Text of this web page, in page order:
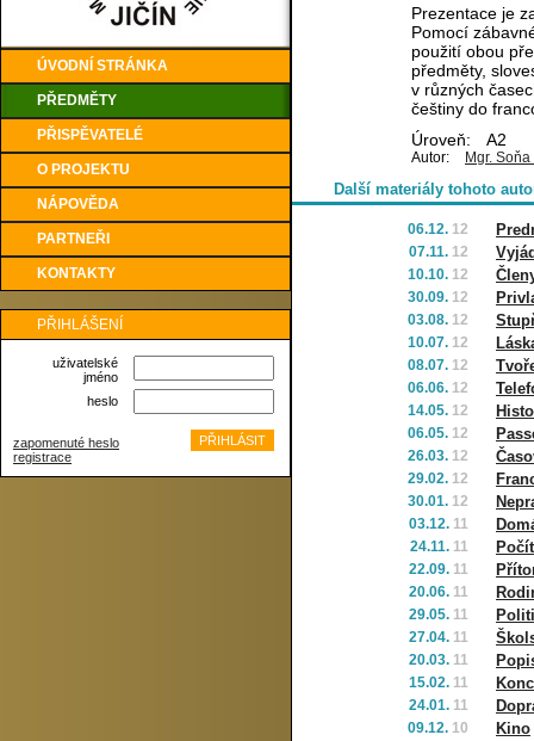
ÚVODNÍ STRÁNKA
PŘEDMĚTY
PŘISPĚVATELÉ
O PROJEKTU
NÁPOVĚDA
PARTNEŘI
KONTAKTY
PŘIHLÁŠENÍ
uživatelské
jméno
heslo
zapomenuté heslo
registrace
Prezentace je
Pomocí
použití obou
předměty,
v různých
češtiny do
Úroveň:
A2
Autor: Mgr.
Další materiály tohoto
06.12. 12
07.11. 12
10.10. 12
30.09. 12
03.08. 12
10.07. 12
08.07. 12
06.06. 12
14.05. 12
06.05. 12
26.03. 12
29.02. 12
30.01. 12
03.12. 11
24.11. 11
22.09. 11
20.06. 11
29.05. 11
27.04. 11
20.03. 11
15.02. 11
24.01. 11
09.12. 10 Kino